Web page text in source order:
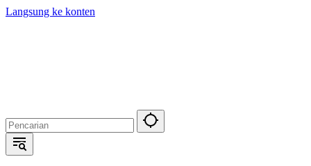
Langsung ke konten